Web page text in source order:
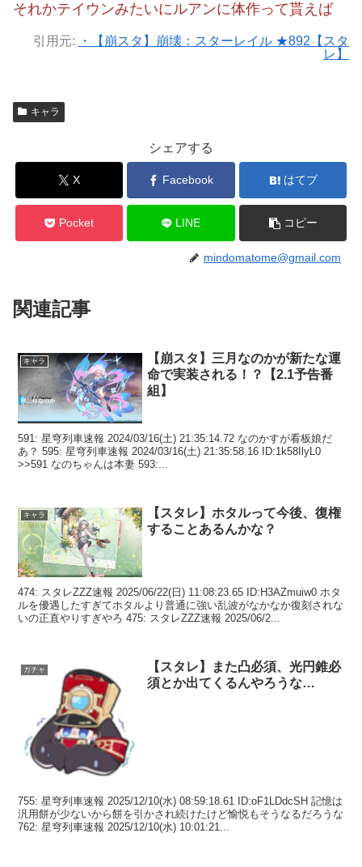
それかテイウンみたいにルアンに体作って貰えば
引用元:
・【崩スタ】崩壊：スターレイル ★892【スタ
レ】
キャラ
シェアする
X Facebook はてブ
Pocket LINE コピー
mindomatome@gmail.com
関連記事
キャラ
【崩スタ】三月なのかが新たな運
命で実装される！？【2.1予告番
組】
591: 星穹列車速報 2024/03/16(土) 21:35:14.72 なのかすが看板娘だ
あ？ 595: 星穹列車速報 2024/03/16(土) 21:35:58.16 ID:1k58IlyL0
>>591 なのちゃんは本妻 593:...
キャラ
【スタレ】ホタルって今後、復権
することあるんかな？
474: スタレZZZ速報 2025/06/22(日) 11:08:23.65 ID:H3AZmuiw0 ホタ
ルを優遇したすぎてホタルより普通に強い乱波がなかなか復刻されな
いの正直やりすぎやろ 475: スタレZZZ速報 2025/06/2...
ガチャ
【スタレ】また凸必須、光円錐必
須とか出てくるんやろうな…
755: 星穹列車速報 2025/12/10(水) 08:59:18.61 ID:oF1LDdcSH 記憶は
汎用餅が少ないから餅を引かされ続けたけど愉悦もそうなるだろうな
762: 星穹列車速報 2025/12/10(水) 10:01:21...